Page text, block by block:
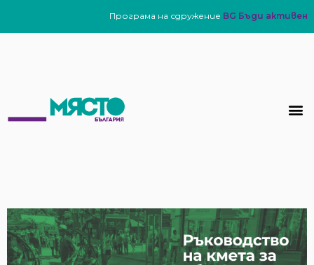
Програма на сдружение BG Бъди активен